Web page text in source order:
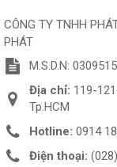
CÔNG TY TNHH
PHÁT
M.S.D.N:
Địa chỉ: 119-
Tp.HCM
Hotline: 0914
Điện thoại: